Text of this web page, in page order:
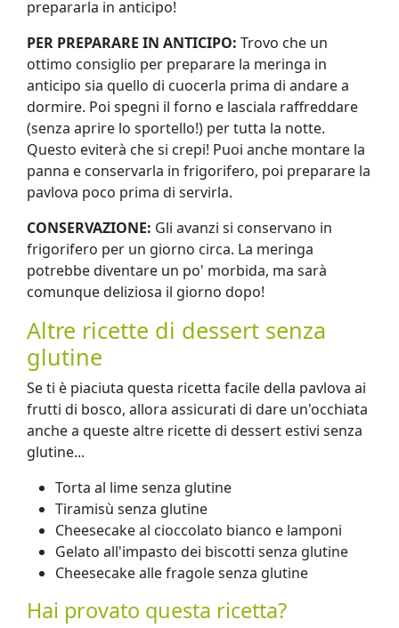
prepararla in anticipo!
PER PREPARARE IN ANTICIPO: Trovo che un
ottimo consiglio per preparare la meringa in
anticipo sia quello di cuocerla prima di andare a
dormire. Poi spegni il forno e lasciala raffreddare
(senza aprire lo sportello!) per tutta la notte.
Questo eviterà che si crepi! Puoi anche montare la
panna e conservarla in frigorifero, poi preparare la
pavlova poco prima di servirla.
CONSERVAZIONE: Gli avanzi si conservano in
frigorifero per un giorno circa. La meringa
potrebbe diventare un po' morbida, ma sarà
comunque deliziosa il giorno dopo!
Altre ricette di dessert senza
glutine
Se ti è piaciuta questa ricetta facile della pavlova ai
frutti di bosco, allora assicurati di dare un'occhiata
anche a queste altre ricette di dessert estivi senza
glutine...
Torta al lime senza glutine
Tiramisù senza glutine
Cheesecake al cioccolato bianco e lamponi
Gelato all'impasto dei biscotti senza glutine
Cheesecake alle fragole senza glutine
Hai provato questa ricetta?